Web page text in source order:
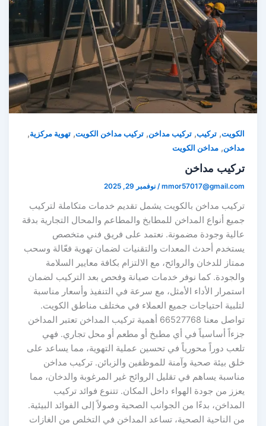
,تركيب ,تركيب مداخن ,تركيب مداخن الكويت ,تهوية مركزية,
,مداخن الكويت
مداخن
/نوفمبر 29, 2025
مداخن بالكويت يشمل تقديم خدمات متكاملة لتركيب
أنواع المداخن للمطابخ والمطاعم والمحال التجارية بدقة
وجودة مضمونة. نعتمد على فريق فني متخصص
أحدث المعدات والتقنيات لضمان تهوية فعّالة وسحب
للدخان والروائح، مع الالتزام بكافة معايير السلامة
كما نوفر خدمات صيانة وفحص بعد التركيب لضمان
الأداء الأمثل، مع سرعة في التنفيذ وأسعار مناسبة
احتياجات جميع العملاء في مختلف مناطق الكويت.
تواصل معنا 66527768 أهمية تركيب المداخن تعتبر المداخن
أساسياً في أي مطبخ أو مطعم أو محل تجاري. فهي
دوراً محورياً في تحسين عملية التهوية، مما يساعد على
بيئة صحية وآمنة للموظفين والزبائن. تركيب مداخن
يساهم في تقليل الروائح غير المرغوبة والدخان، مما
من جودة الهواء داخل المكان. تتنوع فوائد تركيب
بدءًا من الجوانب الصحية وصولاً إلى الفوائد البيئية.
الناحية الصحية، تساعد المداخن في التخلص من الغازات